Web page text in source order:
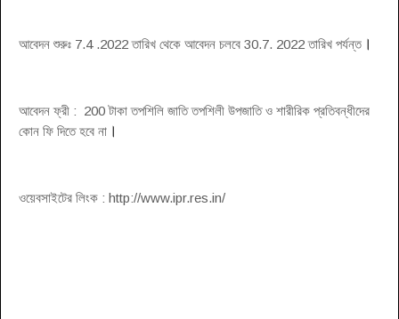
আবেদন শুরুঃ 7.4 .2022 তারিখ থেকে আবেদন চলবে 30.7. 2022 তারিখ পর্যন্ত ।
আবেদন ফ্রী : 200 টাকা তপশিলি জাতি তপশিলী উপজাতি ও শারীরিক প্রতিবন্ধীদের
কোন ফি দিতে হবে না ।
ওয়েবসাইটের লিংক : http://www.ipr.res.in/